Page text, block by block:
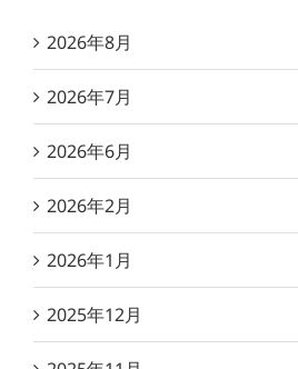
2026年8月
2026年7月
2026年6月
2026年2月
2026年1月
2025年12月